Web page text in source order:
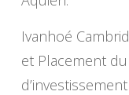
Ivanhoé
et Placement